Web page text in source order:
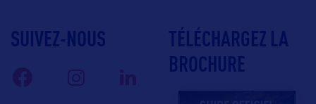
SUIVEZ-NOUS
TÉLÉCHARGEZ LA
BROCHURE